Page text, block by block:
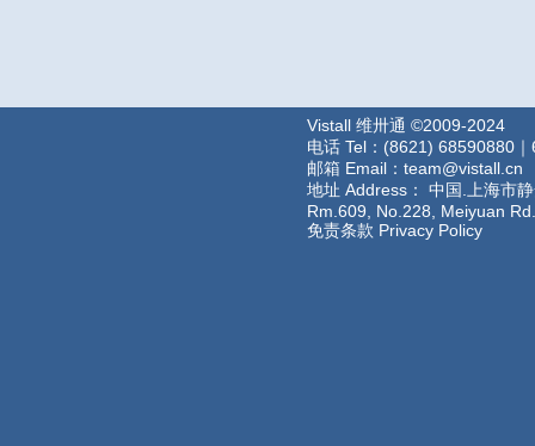
Vistall 维卅通 ©2009-2024
电话 Tel：(8621) 68590880
邮箱 Email：team@vistall.cn
地址 Address： 中国.上海市
Rm.609,
免责条款 Privacy Policy